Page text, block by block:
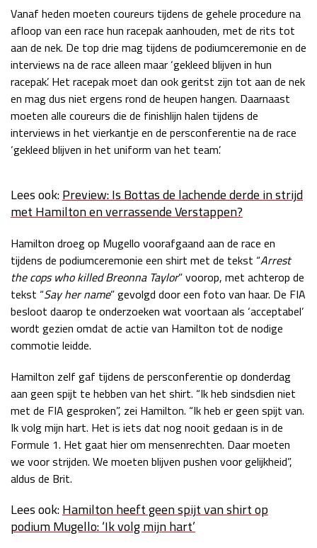
Kwalificatie
za 22:00 - 23:00
Race
zo 21:00 - 23:00
Kwalificatie
za 05:00 - 06:00
Race
zo 05:00 - 07:00
Race
zo 17:00 - 19:00
GP ABU DHABI 2026 04 - 06 dec
Kwalificatie
za 15:00 - 16:00
Race
zo 14:00 - 16:00
Vanaf heden moeten coureurs tijdens de gehele procedure na
afloop van een race hun racepak aanhouden, met de rits tot
aan de nek. De top drie mag tijdens de podiumceremonie en de
interviews na de race alleen maar ‘gekleed blijven in hun
racepak’. Het racepak moet dan ook geritst zijn tot aan de nek
en mag dus niet ergens rond de heupen hangen. Daarnaast
moeten alle coureurs die de finishlijn halen tijdens de
interviews in het vierkantje en de persconferentie na de race
‘gekleed blijven in het uniform van het team’.
Lees ook:Preview: Is Bottas de lachende derde in strijd
met Hamilton en verrassende Verstappen?
Hamilton droeg op Mugello voorafgaand aan de race en
tijdens de podiumceremonie een shirt met de tekst “Arrest
the cops who killed Breonna Taylor” voorop, met achterop de
tekst “Say her name” gevolgd door een foto van haar. De FIA
besloot daarop te onderzoeken wat voortaan als ‘acceptabel’
wordt gezien omdat de actie van Hamilton tot de nodige
commotie leidde.
Hamilton zelf gaf tijdens de persconferentie op donderdag
aan geen spijt te hebben van het shirt. “Ik heb sindsdien niet
met de FIA gesproken”, zei Hamilton. “Ik heb er geen spijt van.
Ik volg mijn hart. Het is iets dat nog nooit gedaan is in de
Formule 1. Het gaat hier om mensenrechten. Daar moeten
we voor strijden. We moeten blijven pushen voor gelijkheid”,
aldus de Brit.
Lees ook:Hamilton heeft geen spijt van shirt op
podium Mugello: ‘Ik volg mijn hart’